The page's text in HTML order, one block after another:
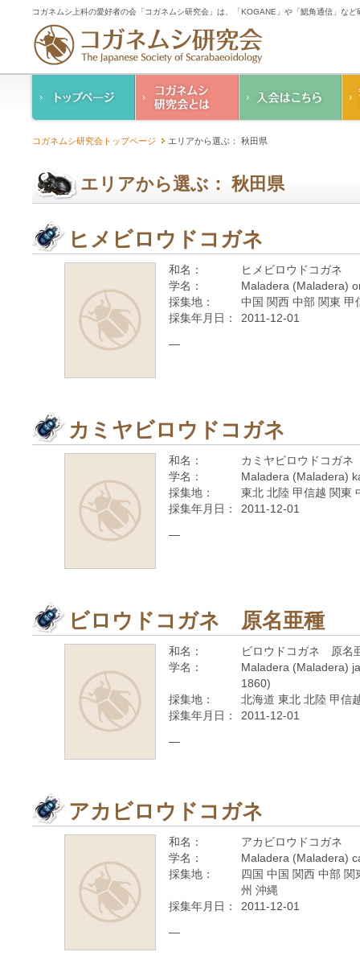
コガネムシ上科の愛好者の会「コガネムシ研究会」は、「KOGANE」や「鰓角通信」な
ご案内
幹事紹介
人情報保護要領
コガネムシ研究会トップページ エリアから選ぶ： 秋田県
エリアから選ぶ： 秋田県
ヒメビロウドコガネ
和名：
ヒメビロウドコガネ
学名：
Maladera (Maladera)
採集地：
中国 関西 中部 関東
採集年月日：
2011-12-01
—
カミヤビロウドコガネ
和名：
カミヤビロウドコガネ
学名：
Maladera (Maladera)
採集地：
東北 北陸 甲信越 関東
採集年月日：
2011-12-01
—
ビロウドコガネ 原名亜種
和名：
ビロウドコガネ 原名
学名：
Maladera (Maladera)
1860)
採集地：
北海道 東北 北陸 甲信
採集年月日：
2011-12-01
—
アカビロウドコガネ
和名：
アカビロウドコガネ
学名：
Maladera (Maladera)
採集地：
四国 中国 関西 中部
州 沖縄
採集年月日：
2011-12-01
—